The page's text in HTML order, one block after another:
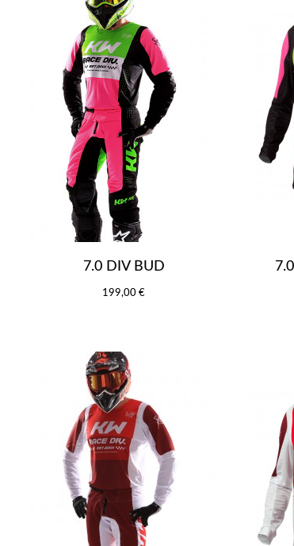
7.0 DIV BUD
199,00 €